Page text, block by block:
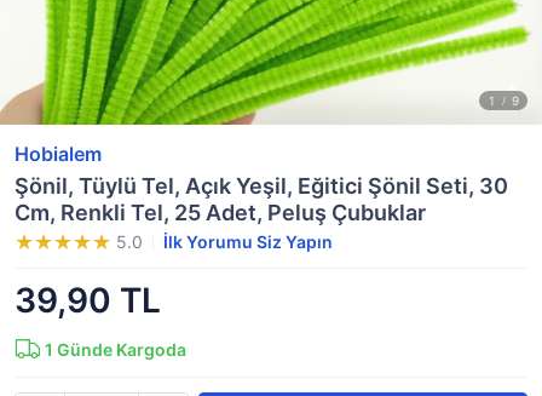
Hobialem
Şönil, Tüylü Tel, Açık Yeşil, Eğitici Şönil Seti, 30
Cm, Renkli Tel, 25 Adet, Peluş Çubuklar
5.0 İlk Yorumu Siz Yapın
39,90 TL
1 Günde Kargoda